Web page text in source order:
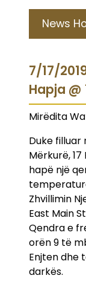
News
7/17/
Hapja @
Mirëdita
Duke
Mërkurë,
hapë një
Zhvillimin
East Main
Qendra e
orën 9 të
Enjten dhe
darkës.